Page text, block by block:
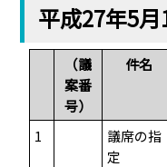
平成27年5月
（議
案番
号）
件名
1
議席の指
定